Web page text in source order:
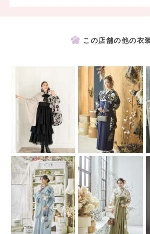
この店舗の他の衣